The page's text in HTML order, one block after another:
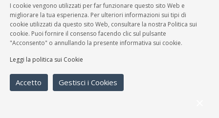
Band
Pop, New-wave, Elettronica, Punk rock
Ninaif
Solista
I cookie vengono utilizzati per far funzionare questo sito Web e
migliorare la tua esperienza. Per ulteriori informazioni sui tipi di
cookie utilizzati da questo sito Web, consultare la nostra Politica sui
cookie. Puoi fornire il consenso facendo clic sul pulsante
"Acconsento" o annullando la presente informativa sui cookie.
Leggi la politica sui Cookie
Accetto Gestisci i Cookies